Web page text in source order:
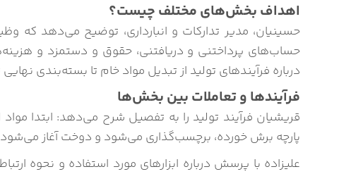
اهداف بخش‌های مختلف چیست؟
حسینیان، مدیر تدارکات و انبارداری، توضیح می‌دهد که
حساب‌های پرداختنی و دریافتنی، حقوق و دستمزد و
درباره فرآیندهای تولید از تبدیل مواد خام تا بسته‌بندی
فرآیندها و تعاملات بین بخش‌ها
قریشیان فرآیند تولید را به تفصیل شرح می‌دهد: ابتدا
پارچه برش خورده، برچسب‌گذاری می‌شود و دوخت آغاز
علیزاده با پرسش درباره ابزارهای مورد استفاده و نحوه